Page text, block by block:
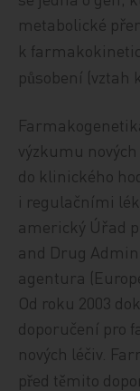
metabolické
k
působení (vztah
výzkumu
do klinického
i regulačními
americký Úřad
and Drug
agentura
Od roku 2003
doporučení pro
nových léčiv.
před těmito